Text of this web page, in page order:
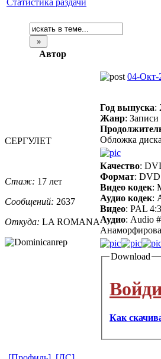
Автор
СЕРГУЛЕТ
Стаж: 17 лет
Сообщений: 2637
Откуда: LA ROMANA
04-Окт-
Год выпуска:
Жанр:
Обложка
Качество:
Формат:
Видео кодек:
Аудио кодек:
Видео: PAL
Аудио: Audio
Download
Как